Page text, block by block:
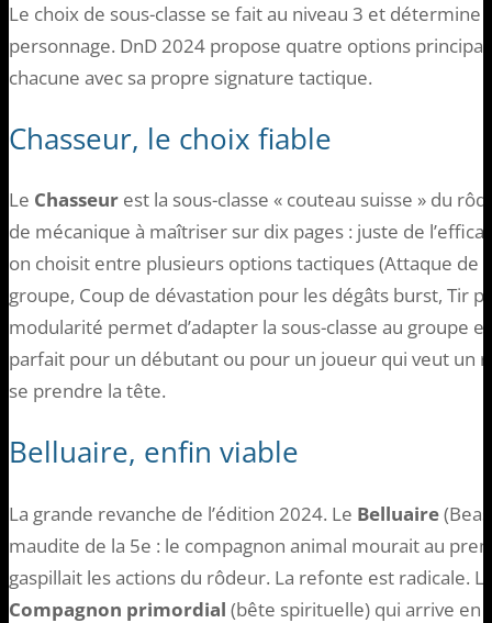
Le choix de sous-classe se fait au niveau 3 et détermine
personnage. DnD 2024 propose quatre options
chacune avec sa propre signature tactique.
Chasseur, le choix fiable
Le Chasseur est la sous-classe « couteau suisse » du
de mécanique à maîtriser sur dix pages : juste de
on choisit entre plusieurs options tactiques (Attaque de
groupe, Coup de dévastation pour les dégâts burst, Tir
modularité permet d’adapter la sous-classe au groupe
parfait pour un débutant ou pour un joueur qui veut un
se prendre la tête.
Belluaire, enfin viable
La grande revanche de l’édition 2024. Le Belluaire
maudite de la 5e : le compagnon animal mourait au
gaspillait les actions du rôdeur. La refonte est radicale.
Compagnon primordial (bête spirituelle) qui arrive en